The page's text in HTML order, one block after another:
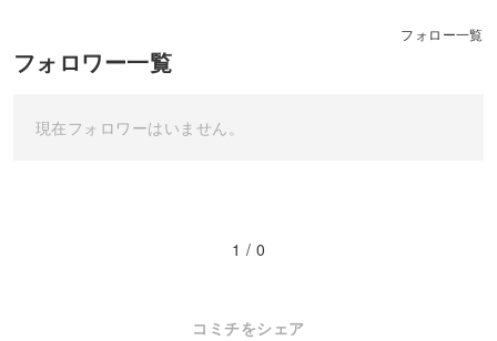
フォロワー一覧
フォロー一覧
現在フォロワーはいません。
1 / 0
コミチをシェア